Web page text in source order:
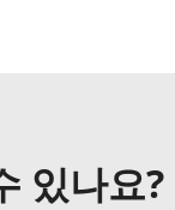
있나요?